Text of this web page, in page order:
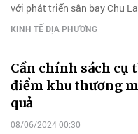
với phát triển sân bay Chu
KINH TẾ ĐỊA PHƯƠNG
Cần chính sách cụ
điểm khu thương
quả
08/06/2024 00:30